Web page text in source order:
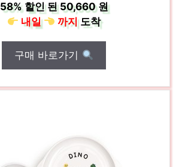
58%할인 된50,660 원
내일
까지도착
구매 바로가기